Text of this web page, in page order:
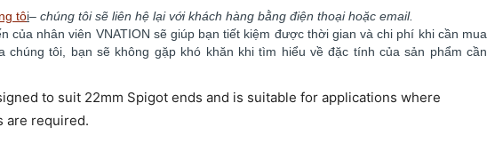
tôi– chúng tôi sẽ liên hệ lại với khách hàng bằng điện thoại hoặc email.
của nhân viên VNATION sẽ giúp bạn tiết kiệm được thời gian và chi phí khi cần mua
chúng tôi, bạn sẽ không gặp khó khăn khi tìm hiểu về đặc tính của sản phẩm cần
to suit 22mm Spigot ends and is suitable for applications where
are required.